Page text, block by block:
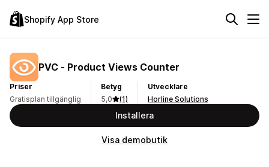
Shopify App Store
PVC ‑ Product Views Counter
Priser
Gratisplan tillgänglig
Betyg
5,0
(1)
Utvecklare
Horline Solutions
Installera
Visa demobutik